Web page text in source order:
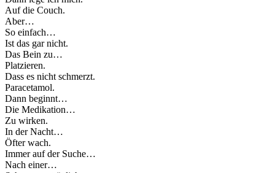
Auf die Couch.
Aber…
So einfach…
Ist das gar nicht.
Das Bein zu…
Platzieren.
Dass es nicht schmerzt.
Paracetamol.
Dann beginnt…
Die Medikation…
Zu wirken.
In der Nacht…
Öfter wach.
Immer auf der Suche…
Nach einer…